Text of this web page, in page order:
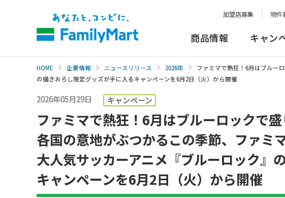
加盟店募集 物件
商品情報 キャン
HOME 企業情報 ニュースリリース 2026年
ファミマで熱狂！6月はブルー
の描きおろし限定グッズが手に入るキャンペーンを6月2日（火）から開催
2026年05月29日 キャンペーン
ファミマで熱狂！6月はブルーロックで盛
各国の意地がぶつかるこの季節、ファミ
大人気サッカーアニメ『ブルーロック』
キャンペーンを6月2日（火）から開催